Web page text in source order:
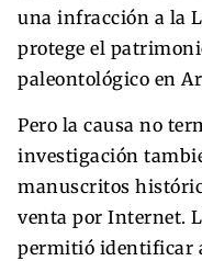
una infracción a la
protege el
paleontológico en
Pero la causa no
investigación
manuscritos
venta por Internet.
permitió identificar